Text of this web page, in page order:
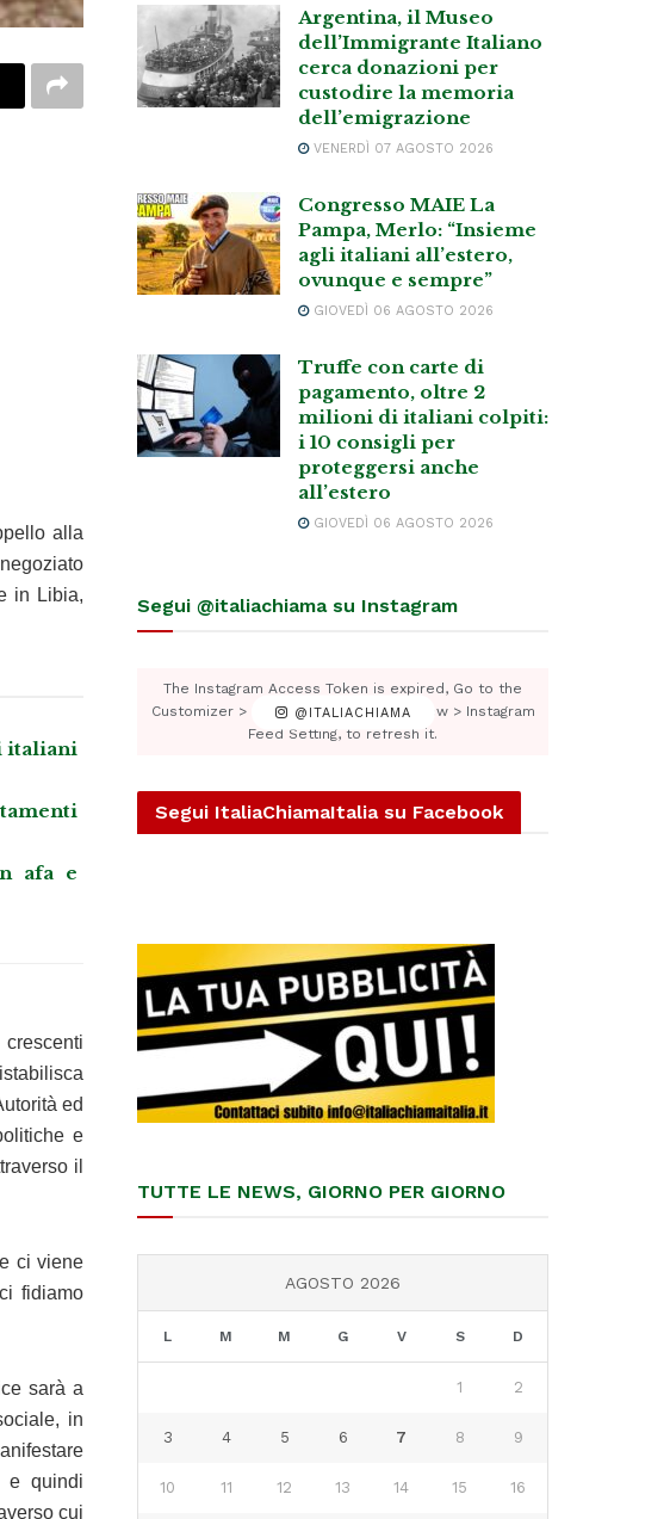
alla
in Libia,
italiani
afa e
ed
e
il
ci viene
fidiamo
sarà a
in
e quindi
cui
Argentina, il Museo
dell’Immigrante Italiano
cerca donazioni per
custodire la memoria
dell’emigrazione
VENERDÌ 07 AGOSTO 2026
Congresso MAIE La
Pampa, Merlo: “Insieme
agli italiani all’estero,
ovunque e sempre”
GIOVEDÌ 06 AGOSTO 2026
Truffe con carte di
pagamento, oltre 2
milioni di italiani colpiti:
i 10 consigli per
proteggersi anche
all’estero
GIOVEDÌ 06 AGOSTO 2026
Segui @italiachiama su Instagram
@ITALIACHIAMA
The Instagram Access Token is expired, Go to the
Customizer > JNews : Social, Like & View > Instagram
Feed Setting, to refresh it.
Segui ItaliaChiamaItalia su Facebook
TUTTE LE NEWS, GIORNO PER GIORNO
AGOSTO 2026
L M M G V S D
1 2
3 4 5 6 7 8 9
10 11 12 13 14 15 16